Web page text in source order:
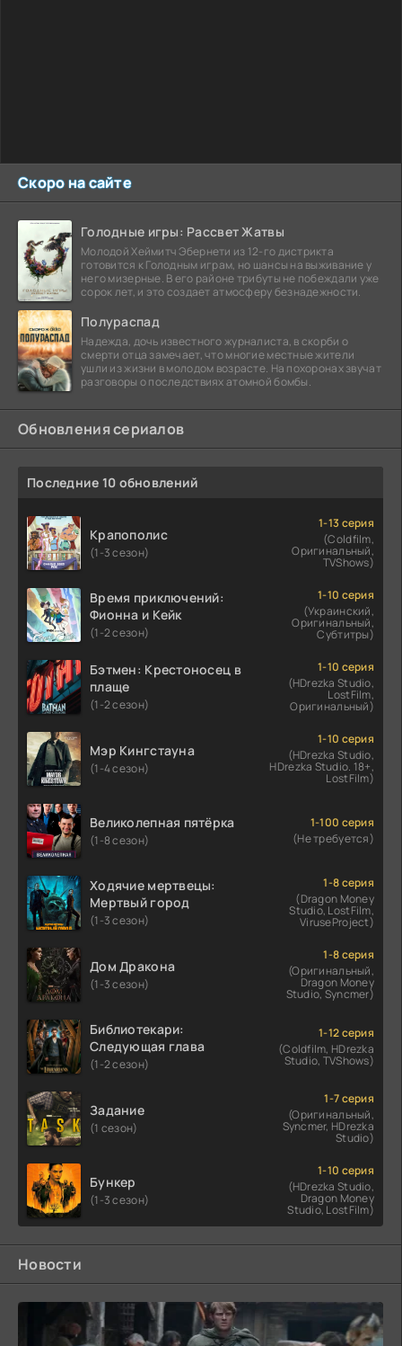
Скоро на сайте
Голодные игры: Рассвет Жатвы
Молодой Хеймитч Эбернети из 12-го дистрикта
готовится к Голодным играм, но шансы на выживание у
него мизерные. В его районе трибуты не побеждали уже
сорок лет, и это создает атмосферу безнадежности.
Полураспад
Надежда, дочь известного журналиста, в скорби о
смерти отца замечает, что многие местные жители
ушли из жизни в молодом возрасте. На похоронах звучат
разговоры о последствиях атомной бомбы.
Обновления сериалов
Последние 10 обновлений
Крапополис
(1-3 сезон)
1-13 серия
(Coldfilm,
Оригинальный,
TVShows)
Время приключений:
Фионна и Кейк
(1-2 сезон)
1-10 серия
(Украинский,
Оригинальный,
Субтитры)
Бэтмен: Крестоносец в
плаще
(1-2 сезон)
1-10 серия
(HDrezka Studio,
LostFilm,
Оригинальный)
Мэр Кингстауна
(1-4 сезон)
1-10 серия
(HDrezka Studio,
HDrezka Studio. 18+,
LostFilm)
Великолепная пятёрка
(1-8 сезон)
1-100 серия
(Не требуется)
Ходячие мертвецы:
Мертвый город
(1-3 сезон)
1-8 серия
(Dragon Money
Studio, LostFilm,
ViruseProject)
Дом Дракона
(1-3 сезон)
1-8 серия
(Оригинальный,
Dragon Money
Studio, Syncmer)
Библиотекари:
Следующая глава
(1-2 сезон)
1-12 серия
(Coldfilm, HDrezka
Studio, TVShows)
Задание
(1 сезон)
1-7 серия
(Оригинальный,
Syncmer, HDrezka
Studio)
Бункер
(1-3 сезон)
1-10 серия
(HDrezka Studio,
Dragon Money
Studio, LostFilm)
Новости